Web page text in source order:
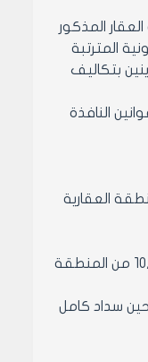
العقار المذكور
المترتبة
بتكاليف
النافذة
عقاريه رابع محلة حي الشهداء على تقسيط قيمة العقار 10,496 من المنطقة العقارية
مادة 3- الموافقة على منح الترخيص لمالك القطع رقم 121 منطقه عقاريه رابعه سداد الدفعة الاولى من قيمة العقار 10,496 من المنطقة
سداد كامل